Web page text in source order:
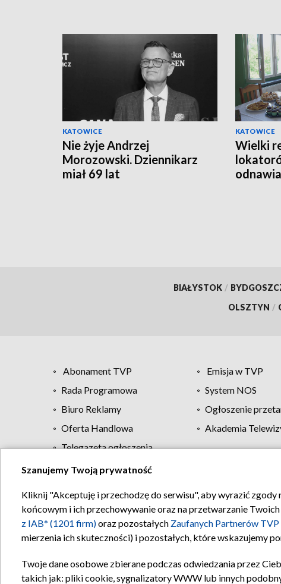
KATOWICE
Nie żyje Andrzej
Morozowski. Dziennikarz
miał 69 lat
KATOWICE
Wielki
BIAŁYSTOK /
OLSZTYN /
Abonament TVP Emisja w TVP
Rada Programowa
System NOS
Biuro Reklamy
Ogłoszenie
Oferta Handlowa
Akademia
Telegazeta ogłoszenia
Regulamin TVP
Szanujemy Twoją prywatność
Kliknij "Akceptuję i przechodzę do serwisu", aby wyrazić
końcowym i ich przechowywanie oraz na przetwarzanie
z IAB* (1201 firm)oraz pozostałych Zaufanych Partnerów
mierzenia ich skuteczności) i pozostałych, które wskazujemy
Twoje dane osobowe zbierane podczas odwiedzania przez
takich jak: pliki cookie, sygnalizatory WWW lub innych